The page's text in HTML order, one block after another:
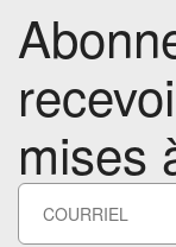
mises